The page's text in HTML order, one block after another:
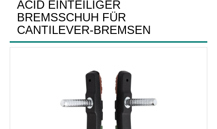
ACID EINTEILIGER
BREMSSCHUH FÜR
CANTILEVER-BREMSEN